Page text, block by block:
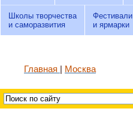
Школы творчества
и саморазвития
Фестивали
и ярмарки
Главная Москва